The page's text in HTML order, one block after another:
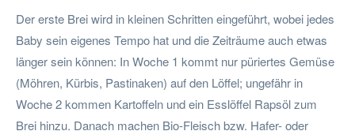
Der erste Brei wird in kleinen Schritten eingeführt, wobei jedes
Baby sein eigenes Tempo hat und die Zeiträume auch etwas
länger sein können: In Woche 1 kommt nur püriertes Gemüse
(Möhren, Kürbis, Pastinaken) auf den Löffel; ungefähr in
Woche 2 kommen Kartoffeln und ein Esslöffel Rapsöl zum
Brei hinzu. Danach machen Bio-Fleisch bzw. Hafer- oder